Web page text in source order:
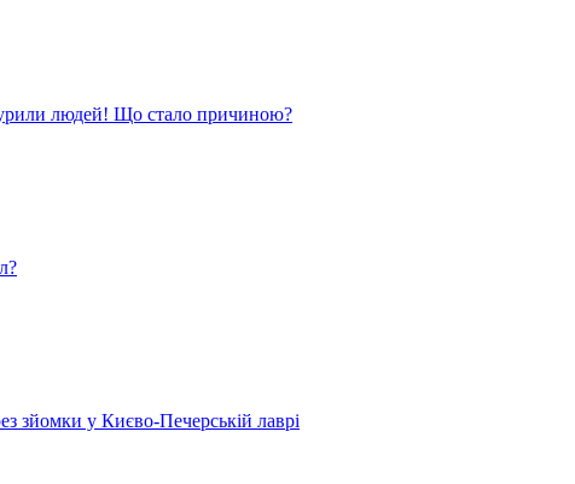
людей! Що стало причиною?
зйомки у Києво-Печерській лаврі